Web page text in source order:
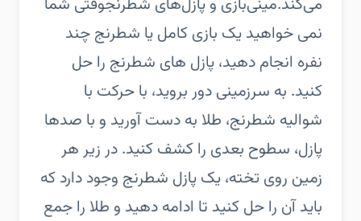
نمی خواهید یک بازی کامل یا شطرنج چند
نفره انجام دهید، پازل های شطرنج را حل
کنید. به سرزمینی دور بروید، با حرکت با
شوالیه شطرنج، طلا به دست آورید و با صدها
پازل، سطوح بعدی را کشف کنید. در زیر هر
زمین روی تخته، یک پازل شطرنج وجود دارد که
باید آن را حل کنید تا ادامه دهید و طلا را جمع